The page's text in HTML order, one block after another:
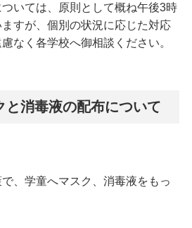
いては、原則として概ね午後3時
すが、個別の状況に応じた対応
なく各学校へ御相談ください。
と消毒液の配布について
、学童へマスク、消毒液をもっ